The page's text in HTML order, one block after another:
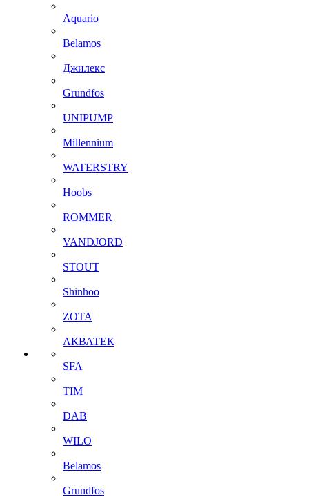
Aquario
Belamos
Джилекс
Grundfos
UNIPUMP
Millennium
WATERSTRY
Hoobs
ROMMER
VANDJORD
STOUT
Shinhoo
ZOTA
АКВАТЕК
SFA
TIM
DAB
WILO
Belamos
Grundfos